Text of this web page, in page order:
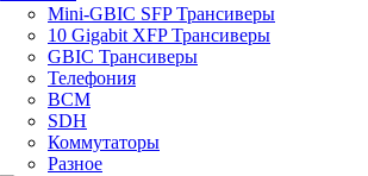
Mini-GBIC SFP Трансиверы
10 Gigabit XFP Трансиверы
GBIC Трансиверы
Телефония
BCM
SDH
Коммутаторы
Разное